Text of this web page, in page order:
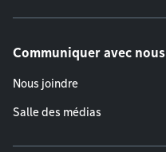
Communiquer avec nous
Nous joindre
Salle des médias